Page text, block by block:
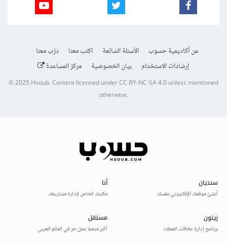
عن أكاديمية حسوب الأسئلة الشائعة اكتب معنا
درّب معنا
إرشادات الاستخدام
بيان الخصوصية مركز المساعدة
© 2025Hsoub.Content licensed underCC BY-NC-SA 4.0unless mentioned
otherwise.